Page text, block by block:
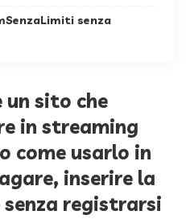
senza
un sito che
in streaming
come usarlo in
inserire la
registrarsi